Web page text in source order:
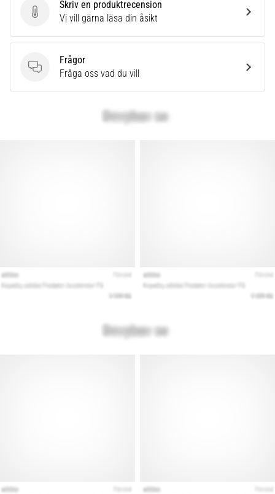
Skriv en produktrecension
Skriv en produktrecension
Vi vill gärna läsa din åsikt
Frågor
Frågor
Fråga oss vad du vill